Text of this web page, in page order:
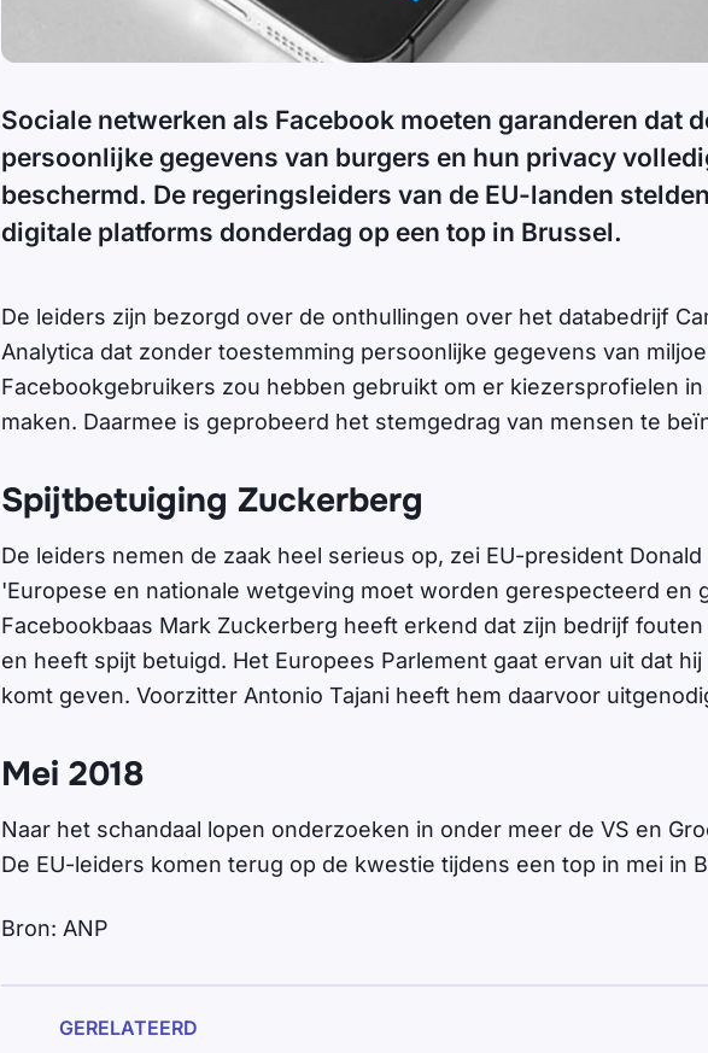
Sociale netwerken als Facebook moeten garanderen dat
persoonlijke gegevens van burgers en hun privacy
beschermd. De regeringsleiders van de EU-landen
digitale platforms donderdag op een top in Brussel.
De leiders zijn bezorgd over de onthullingen over het databedrijf
Analytica dat zonder toestemming persoonlijke gegevens van
Facebookgebruikers zou hebben gebruikt om er kiezersprofielen in
maken. Daarmee is geprobeerd het stemgedrag van mensen te
Spijtbetuiging Zuckerberg
De leiders nemen de zaak heel serieus op, zei EU-president Donald
'Europese en nationale wetgeving moet worden gerespecteerd en
Facebookbaas Mark Zuckerberg heeft erkend dat zijn bedrijf
en heeft spijt betuigd. Het Europees Parlement gaat ervan uit dat
komt geven. Voorzitter Antonio Tajani heeft hem daarvoor
Mei 2018
Naar het schandaal lopen onderzoeken in onder meer de VS en
De EU-leiders komen terug op de kwestie tijdens een top in mei in
Bron: ANP
GERELATEERD